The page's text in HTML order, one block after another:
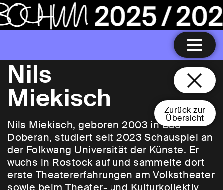
Zurück zur
Übersicht
Nils
Miekisch
Nils Miekisch, geboren 2003 in Bad
Doberan, studiert seit 2023 Schauspiel an
der Folkwang Universität der Künste. Er
wuchs in Rostock auf und sammelte dort
erste Theatererfahrungen am Volkstheater
sowie beim Theater- und Kulturkollektiv